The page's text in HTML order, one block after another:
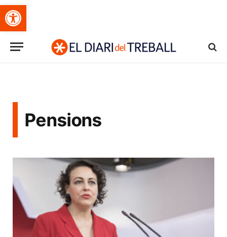
Obre la barra d'eines
Pensions